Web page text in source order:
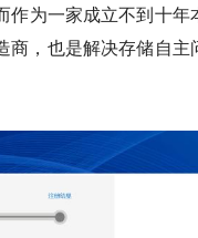
作为一家成立不到十年
商，也是解决存储自主